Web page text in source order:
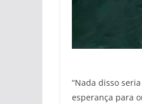
“Nada disso
esperança para